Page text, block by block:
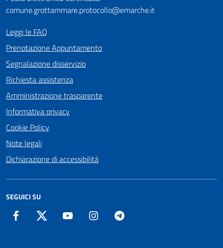
comune.grottammare.protocollo@emarche.it
Leggi le FAQ
Prenotazione Appuntamento
Segnalazione disservizio
Richiesta assistenza
Amministrazione trasparente
Informativa privacy
Cookie Policy
Note legali
Dichiarazione di accessibilità
SEGUICI SU
Facebook Twitter YouTube Instagram